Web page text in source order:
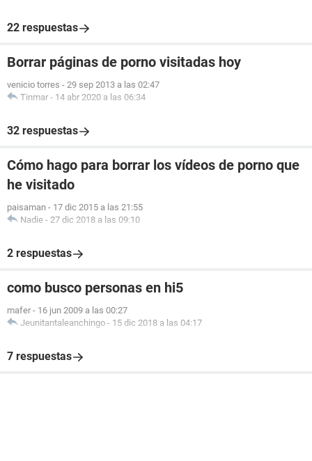
22 respuestas
Borrar páginas de porno visitadas hoy
venicio torres - 29 sep 2013 a las 02:47
Tinmar - 14 abr 2020 a las 06:34
32 respuestas
Cómo hago para borrar los vídeos de porno que
he visitado
paisaman - 17 dic 2015 a las 21:55
Nadie - 27 dic 2018 a las 09:10
2 respuestas
como busco personas en hi5
mafer - 16 jun 2009 a las 00:27
Jeunitantaleanchingo - 15 dic 2018 a las 04:17
7 respuestas